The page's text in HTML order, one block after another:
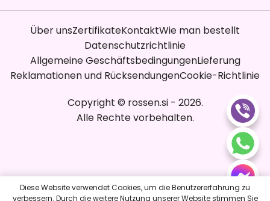
Über unsZertifikateKontaktWie man bestellt
Datenschutzrichtlinie
Allgemeine GeschäftsbedingungenLieferung
Reklamationen und RücksendungenCookie-Richtlinie
Copyright © rossen.si- 2026.
Alle Rechte vorbehalten.
Diese Website verwendet Cookies, um die Benutzererfahrung zu
verbessern. Durch die weitere Nutzung unserer Website stimmen Sie